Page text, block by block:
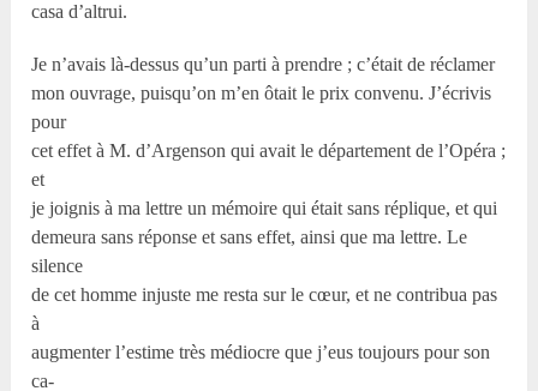
casa d’altrui.
Je n’avais là-dessus qu’un parti à prendre ; c’était de réclamer
mon ouvrage, puisqu’on m’en ôtait le prix convenu. J’écrivis
pour
cet effet à M. d’Argenson qui avait le département de l’Opéra ;
et
je joignis à ma lettre un mémoire qui était sans réplique, et qui
demeura sans réponse et sans effet, ainsi que ma lettre. Le
silence
de cet homme injuste me resta sur le cœur, et ne contribua pas
à
augmenter l’estime très médiocre que j’eus toujours pour son
ca-